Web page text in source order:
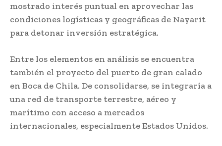
mostrado interés puntual en aprovechar las
condiciones logísticas y geográficas de Nayarit
para detonar inversión estratégica.
Entre los elementos en análisis se encuentra
también el proyecto del puerto de gran calado
en Boca de Chila. De consolidarse, se integraría a
una red de transporte terrestre, aéreo y
marítimo con acceso a mercados
internacionales, especialmente Estados Unidos.